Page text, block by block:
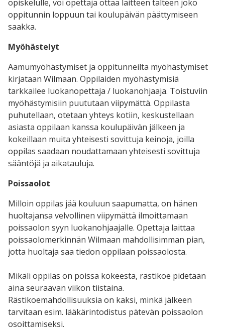
opiskelulle, voi opettaja ottaa laitteen talteen joko
oppitunnin loppuun tai koulupäivän päättymiseen
saakka.
Myöhästelyt
Aamumyöhästymiset ja oppitunneilta myöhästymiset
kirjataan Wilmaan. Oppilaiden myöhästymisiä
tarkkailee luokanopettaja / luokanohjaaja. Toistuviin
myöhästymisiin puututaan viipymättä. Oppilasta
puhutellaan, otetaan yhteys kotiin, keskustellaan
asiasta oppilaan kanssa koulupäivän jälkeen ja
kokeillaan muita yhteisesti sovittuja keinoja, joilla
oppilas saadaan noudattamaan yhteisesti sovittuja
sääntöjä ja aikatauluja.
Poissaolot
Milloin oppilas jää kouluun saapumatta, on hänen
huoltajansa velvollinen viipymättä ilmoittamaan
poissaolon syyn luokanohjaajalle. Opettaja laittaa
poissaolomerkinnän Wilmaan mahdollisimman pian,
jotta huoltaja saa tiedon oppilaan poissaolosta.
Mikäli oppilas on poissa kokeesta, rästikoe pidetään
aina seuraavan viikon tiistaina.
Rästikoemahdollisuuksia on kaksi, minkä jälkeen
tarvitaan esim. lääkärintodistus pätevän poissaolon
osoittamiseksi.